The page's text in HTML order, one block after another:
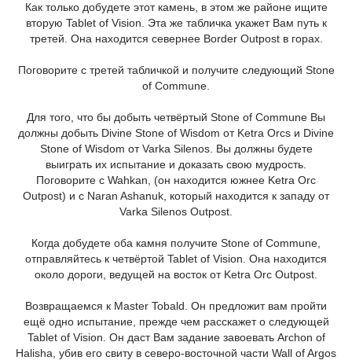
Как только добудете этот камень, в этом же районе ищите
вторую Tablet of Vision. Эта же табличка укажет Вам путь к
третей. Она находится севернее Border Outpost в горах.
Поговорите с третей табличкой и получите следующий Stone
of Commune.
Для того, что бы добыть четвёртый Stone of Commune Вы
должны добыть Divine Stone of Wisdom от Ketra Orcs и Divine
Stone of Wisdom от Varka Silenos. Вы должны будете
выиграть их испытание и доказать свою мудрость.
Поговорите с Wahkan, (он находится южнее Ketra Orc
Outpost) и с Naran Ashanuk, который находится к западу от
Varka Silenos Outpost.
Когда добудете оба камня получите Stone of Commune,
отправляйтесь к четвёртой Tablet of Vision. Она находится
около дороги, ведущей на восток от Ketra Orc Outpost.
Возвращаемся к Master Tobald. Он предложит вам пройти
ещё одно испытание, прежде чем расскажет о следующей
Tablet of Vision. Он даст Вам задание завоевать Archon of
Halisha, убив его свиту в северо-восточной части Wall of Argos